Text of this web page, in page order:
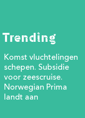
Trending
Komst vluchtelingen
schepen. Subsidie
voor zeescruise.
Norwegian Prima
landt aan